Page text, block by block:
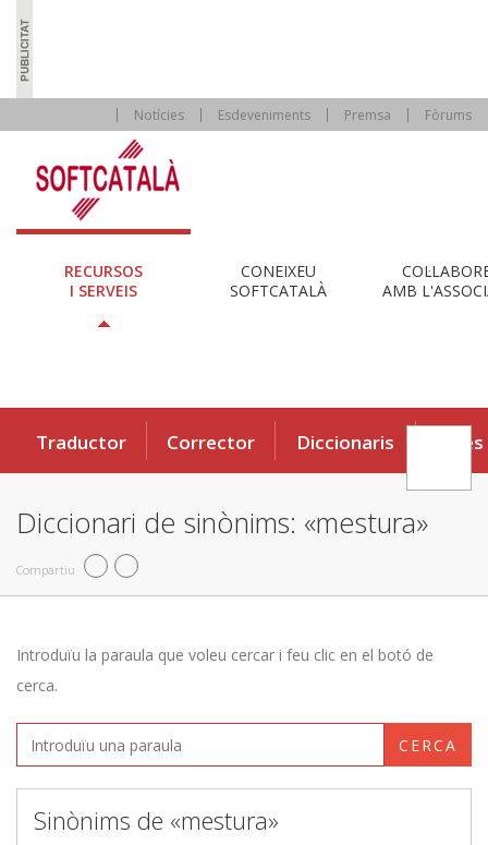
Notícies Esdeveniments Premsa Fòrums
RECURSOS
I SERVEIS
CONEIXEU
SOFTCATALÀ
AMB
Traductor Corrector Diccionaris Eines
Diccionari de sinònims: «mestura»
Compartiu
Introduïu la paraula que voleu cercar i feu clic en el botó de
cerca.
CERCA
Sinònims de «mestura»